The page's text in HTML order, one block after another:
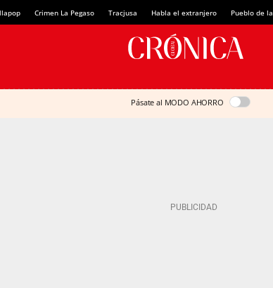
Crimen La Pegaso Tracjusa Habla el extranjero Pueblo de
Pásate al MODO AHORRO